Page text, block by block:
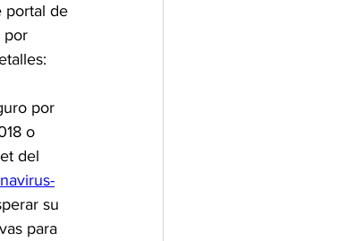
portal de
por
por
o
del
su
para